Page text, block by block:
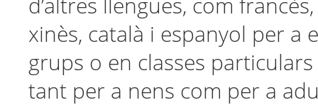
d’altres llengües, com
xinès, català i espanyol per a
grups o en classes
tant per a nens com per a